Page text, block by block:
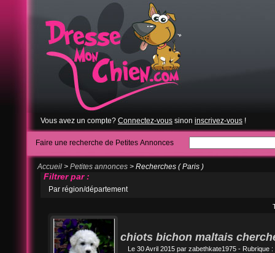
Vous avez un compte? Connectez-vous sinon inscrivez-vous !
Faire une recherche de Petites Annonces
Accueil > Petites annonces > Recherches ( Paris )
Filtrer par :
Par région/département
chiots bichon maltais
Le 30 Avril 2015 par zabethkate1975 - Rubrique :